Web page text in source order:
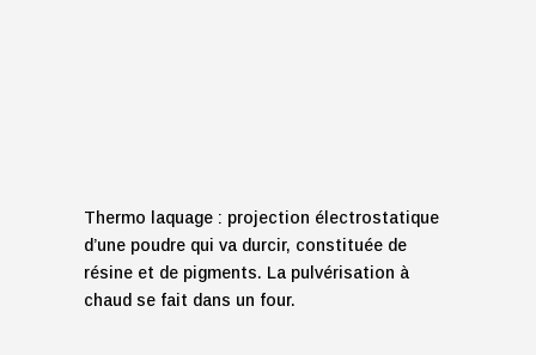
Thermo laquage : projection électrostatique
d’une poudre qui va durcir, constituée de
résine et de pigments. La pulvérisation à
chaud se fait dans un four.